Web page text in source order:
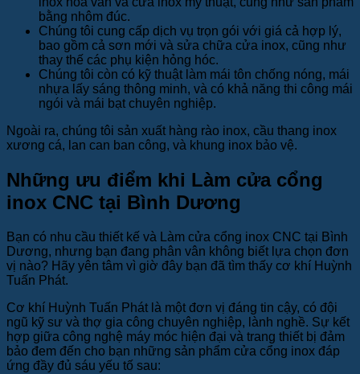
bằng nhôm đúc.
Chúng tôi cung cấp dịch vụ trọn gói với giá cả hợp lý,
bao gồm cả sơn mới và sửa chữa cửa inox, cũng như
thay thế các phụ kiện hỏng hóc.
Chúng tôi còn có kỹ thuật làm mái tôn chống nóng, mái
nhựa lấy sáng thông minh, và có khả năng thi công mái
ngói và mái bạt chuyên nghiệp.
Ngoài ra, chúng tôi sản xuất hàng rào inox, cầu thang inox
xương cá, lan can ban công, và khung inox bảo vệ.
Những ưu điểm khi Làm cửa cổng
inox CNC tại Bình Dương
Bạn có nhu cầu thiết kế và Làm cửa cổng inox CNC tại Bình
Dương, nhưng bạn đang phân vân không biết lựa chọn đơn
vị nào? Hãy yên tâm vì giờ đây bạn đã tìm thấy cơ khí Huỳnh
Tuấn Phát.
Cơ khí Huỳnh Tuấn Phát là một đơn vị đáng tin cậy, có đội
ngũ kỹ sư và thợ gia công chuyên nghiệp, lành nghề. Sự kết
hợp giữa công nghệ máy móc hiện đại và trang thiết bị đảm
bảo đem đến cho bạn những sản phẩm cửa cổng inox đáp
ứng đầy đủ sáu yếu tố sau: